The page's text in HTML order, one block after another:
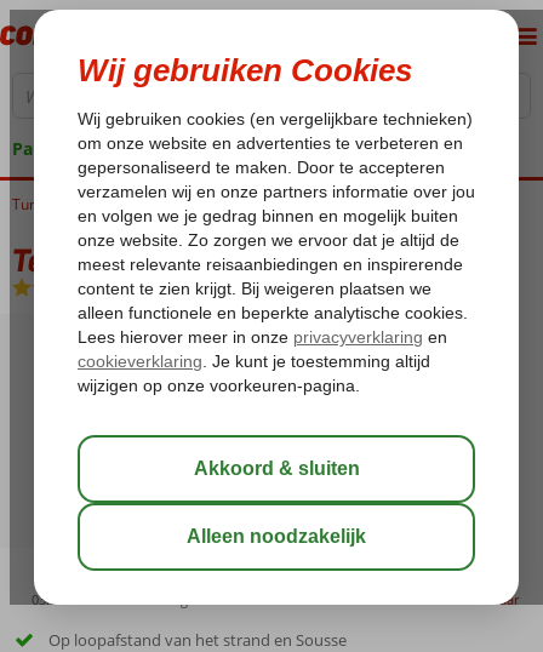
Pakketgarantie
Home
Tunesië Golf van Hammamet Sousse Tej Marhaba Hotel
Tej Marhaba Hotel
Halfpension-Hotel
03:00 bewaar
Op loopafstand van het strand en Sousse